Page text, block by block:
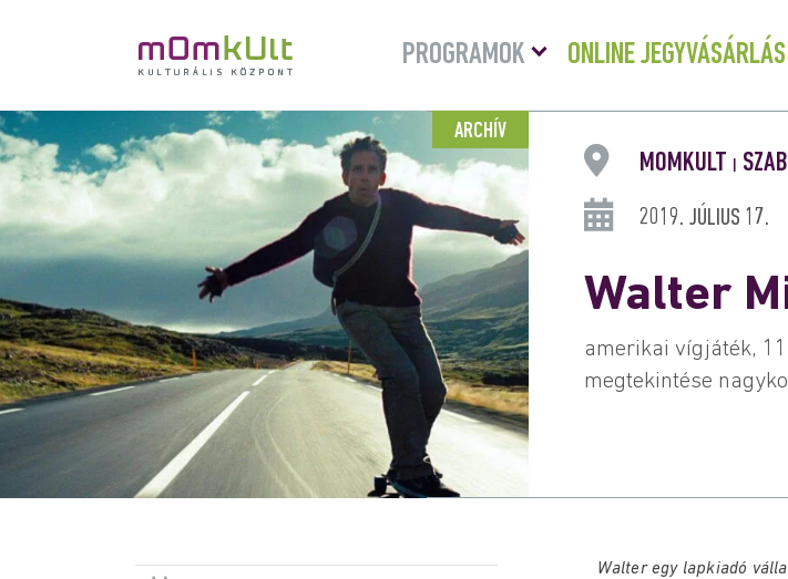
PROGRAMOK
Menü
lenyitása
ONLINE JEGYVÁSÁRLÁS
ARCHÍV
MOMKULT
2019. JÚLIUS 17.
Walter
amerikai vígjáték,
megtekintése
Walter egy lapkiadó